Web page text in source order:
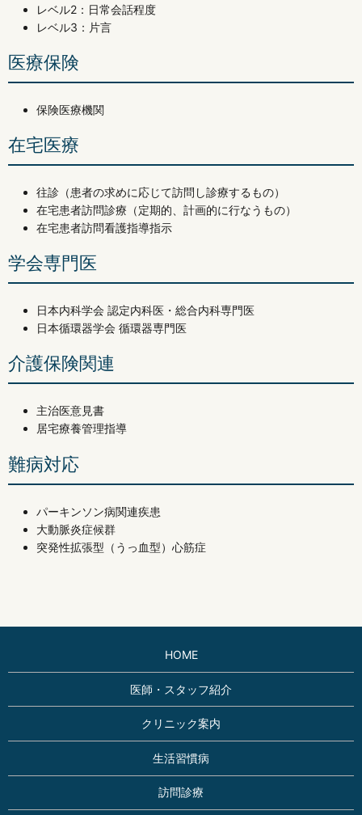
レベル2：日常会話程度
レベル3：片言
医療保険
保険医療機関
在宅医療
往診（患者の求めに応じて訪問し診療するもの）
在宅患者訪問診療（定期的、計画的に行なうもの）
在宅患者訪問看護指導指示
学会専門医
日本内科学会 認定内科医・総合内科専門医
日本循環器学会 循環器専門医
介護保険関連
主治医意見書
居宅療養管理指導
難病対応
パーキンソン病関連疾患
大動脈炎症候群
突発性拡張型（うっ血型）心筋症
HOME
医師・スタッフ紹介
クリニック案内
生活習慣病
訪問診療